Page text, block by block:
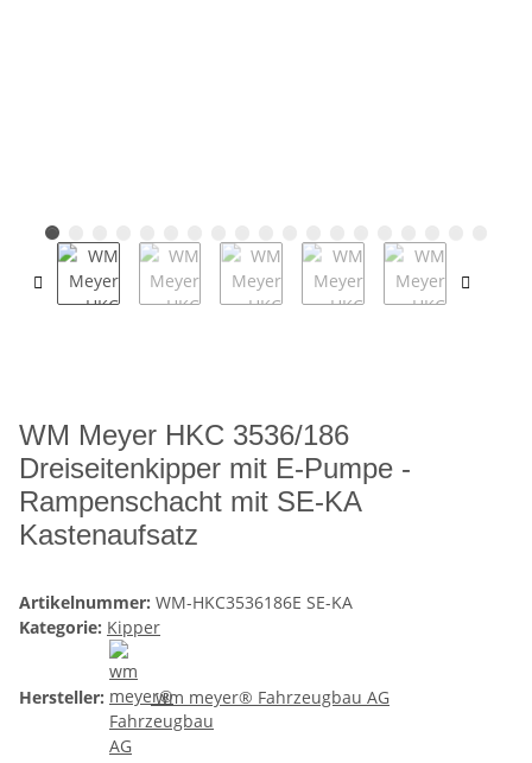
WM Meyer HKC 3536/186
Dreiseitenkipper mit E-Pumpe -
Rampenschacht mit SE-KA
Kastenaufsatz
Artikelnummer: WM-HKC3536186E SE-KA
Kategorie: Kipper
Hersteller: wm meyer® Fahrzeugbau AG